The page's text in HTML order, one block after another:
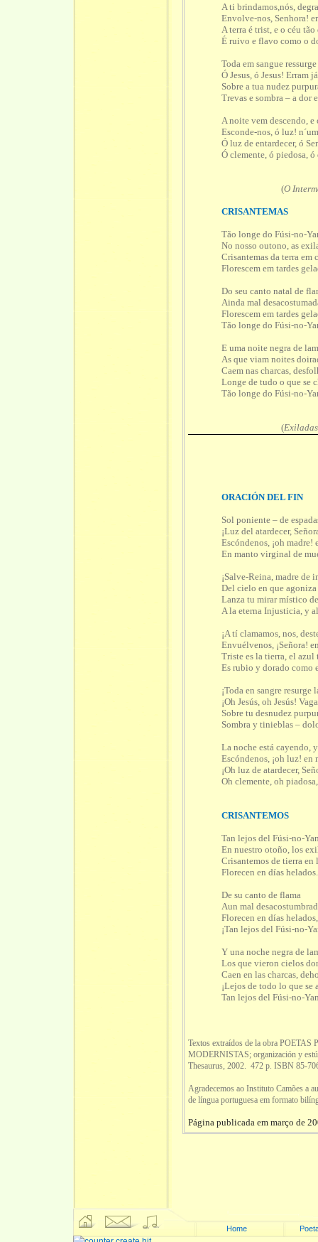
A ti brindamos,nós,
Envolve-nos, Senhora!
A terra é trist, e o céu
É ruivo e flavo como o
Toda em sangue
Ó Jesus, ó Jesus! Erram
Sobre a tua nudez
Trevas e sombra – a dor
A noite vem descendo, e
Esconde-nos, ó luz!
Ó luz de entardecer, ó
Ó clemente, ó piedosa,
(O
CRISANTEMAS
Tão longe do Fúsi-no-
No nosso outono, as
Crisantemas da terra em
Florescem em tardes
Do seu canto natal de
Ainda mal
Florescem em tardes
Tão longe do Fúsi-no-
E uma noite negra de
As que viam noites
Caem nas charcas,
Longe de tudo o que se
Tão longe do Fúsi-no-
(Exiladas
ORACIÓN DEL FIN
Sol poniente – de
¡Luz del atardecer,
Escóndenos, ¡oh
En manto virginal de
¡Salve-Reina, madre de
Del cielo en que
Lanza tu mirar místico
A la eterna Injusticia, y
¡A tí clamamos, nos,
Envuélvenos, ¡Señora!
Triste es la tierra, el
Es rubio y dorado como
¡Toda en sangre
¡Oh Jesús, oh Jesús!
Sobre tu desnudez
Sombra y tinieblas –
La noche está cayendo,
Escóndenos, ¡oh luz! en
¡Oh luz de atardecer,
Oh clemente, oh
CRISANTEMOS
Tan lejos del Fúsi-no-
En nuestro otoño, los
Crisantemos de tierra en
Florecen en días helados.
De su canto de flama
Aun mal
Florecen en días helados,
¡Tan lejos del Fúsi-no-
Y una noche negra de
Los que vieron cielos
Caen en las charcas,
¡Lejos de todo lo que se
Tan lejos del Fúsi-no-
Textos extraídos de la obra
MODERNISTAS; organización y
Thesaurus, 2002. 472 p. ISBN 85-
Agradecemos ao Instituto Camões a
de língua portuguesa em formato
Página publicada em março de
Home